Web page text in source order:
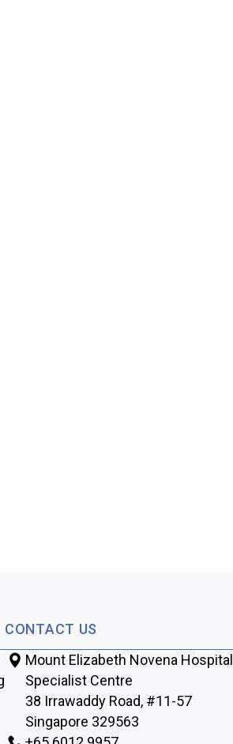
CONTACT US
Mount Elizabeth Novena Hospital
Specialist Centre
38 Irrawaddy Road, #11-57
Singapore 329563